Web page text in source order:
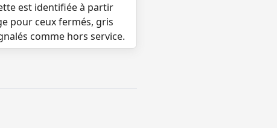
est identifiée à partir
pour ceux fermés, gris
comme hors service.